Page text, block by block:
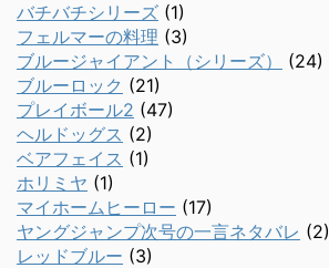
バチバチシリーズ (1)
フェルマーの料理 (3)
ブルージャイアント（シリーズ）
(24)
ブルーロック (21)
プレイボール2 (47)
ヘルドッグス (2)
ベアフェイス (1)
ホリミヤ (1)
マイホームヒーロー (17)
ヤングジャンプ次号の一言ネタバレ (2)
レッドブルー (3)